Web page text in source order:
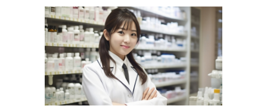
更
新
日
時
: